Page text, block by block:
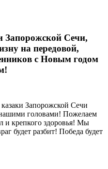
Запорожской Сечи,
на передовой,
с Новым годом
Запорожской Сечи
головами! Пожелаем
и крепкого здоровья! Мы
будет разбит! Победа будет